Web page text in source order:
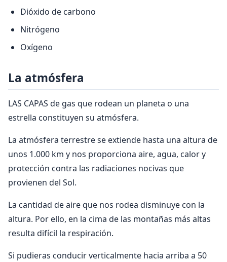
Dióxido de carbono
Nitrógeno
Oxígeno
La atmósfera
LAS CAPAS de gas que rodean un planeta o una
estrella constituyen su atmósfera.
La atmósfera terrestre se extiende hasta una altura de
unos 1.000 km y nos proporciona aire, agua, calor y
protección contra las radiaciones nocivas que
provienen del Sol.
La cantidad de aire que nos rodea disminuye con la
altura. Por ello, en la cima de las montañas más altas
resulta difícil la respiración.
Si pudieras conducir verticalmente hacia arriba a 50